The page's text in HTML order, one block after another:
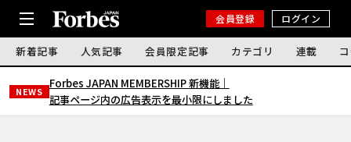
会員登録 ログイン
新着記事 人気記事 会員限定記事 カテゴリ 連載
NEWS
Forbes JAPAN MEMBERSHIP 新機能｜
記事ページ内の広告表示を最小限にしました